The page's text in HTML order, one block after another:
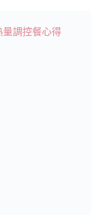
量調控餐心得